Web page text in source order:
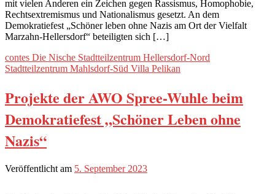
mit vielen Anderen ein Zeichen gegen Rassismus, Homophobie,
Rechtsextremismus und Nationalismus gesetzt. An dem
Demokratiefest „Schöner leben ohne Nazis am Ort der Vielfalt
Marzahn-Hellersdorf“ beteiligten sich […]
contes Die Nische Stadtteilzentrum Hellersdorf-Nord
Stadtteilzentrum Mahlsdorf-Süd Villa Pelikan
Projekte der AWO Spree-Wuhle beim
Demokratiefest „Schöner Leben ohne
Nazis“
Veröffentlicht am 5. September 2023